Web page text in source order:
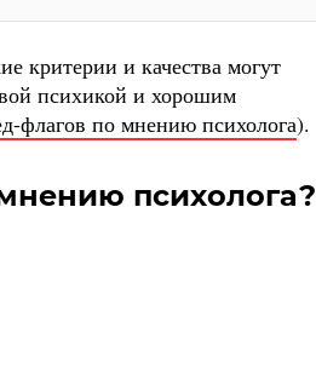
критерии и качества могут
психикой и хорошим
флагов по мнению психолога).
психолога?